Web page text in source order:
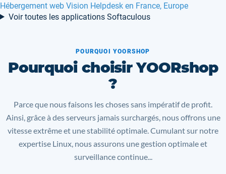
Hébergement web Vanilla en France
Voir toutes les applications Softaculous
POURQUOI YOORSHOP
Pourquoi choisir YOORshop
?
Parce que nous faisons les choses sans impératif de profit.
Ainsi, grâce à des serveurs jamais surchargés, nous offrons une
vitesse extrême et une stabilité optimale. Cumulant sur notre
expertise Linux, nous assurons une gestion optimale et
surveillance continue...